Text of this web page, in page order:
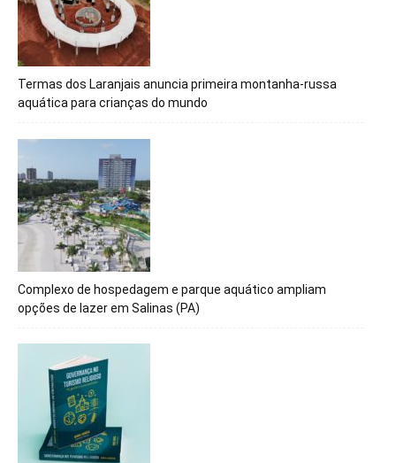
Termas dos Laranjais anuncia primeira montanha-russa
aquática para crianças do mundo
Complexo de hospedagem e parque aquático ampliam
opções de lazer em Salinas (PA)